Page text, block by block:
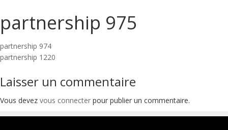
partnership 975
Navigation
l’article
partnership 974
partnership 1220
Laisser un commentaire
Vous devez vous connecter pour publier un commentaire.